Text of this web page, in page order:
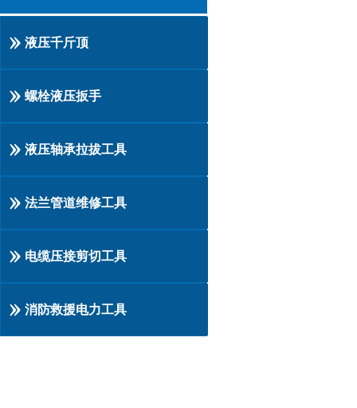
液压千斤顶
螺栓液压扳手
液压轴承拉拔工具
法兰管道维修工具
电缆压接剪切工具
消防救援电力工具